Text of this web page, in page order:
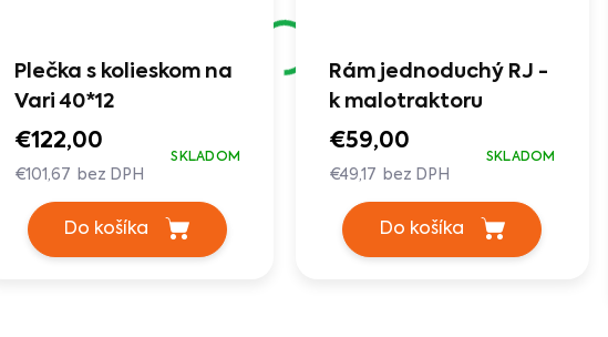
Plečka s kolieskom na
Vari 40*12
€122,00
€101,67 bez DPH
SKLADOM
Do košíka
Rám jednoduchý RJ -
k malotraktoru
€59,00
€49,17 bez DPH
SKLADOM
Do košíka